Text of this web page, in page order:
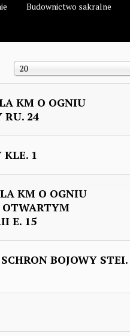
Budownictwo sakralne
Pokaż #
20
KM O OGNIU
RU. 24
KLE. 1
KM O OGNIU
E. 15
BOJOWY STEI.